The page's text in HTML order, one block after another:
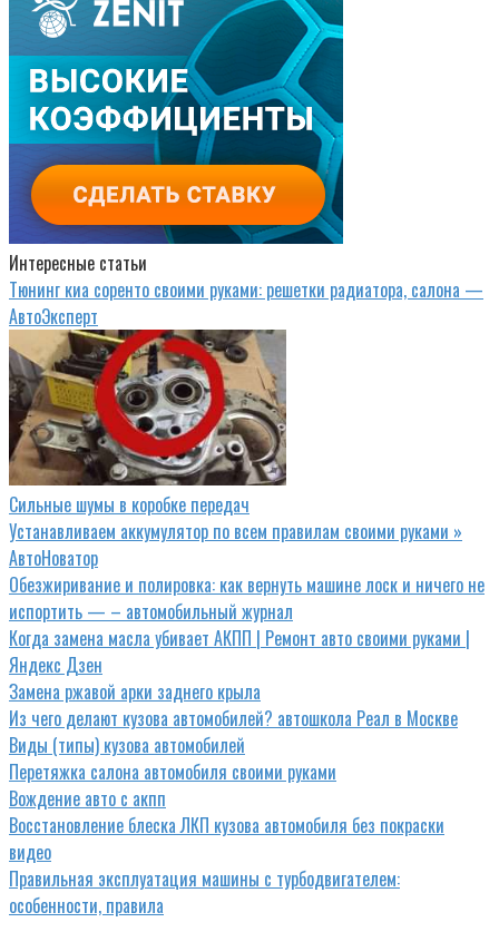
Интересные статьи
Тюнинг киа соренто своими руками: решетки радиатора, салона —
АвтоЭксперт
Сильные шумы в коробке передач
Устанавливаем аккумулятор по всем правилам своими руками »
АвтоНоватор
Обезжиривание и полировка: как вернуть машине лоск и ничего не
испортить — – автомобильный журнал
Когда замена масла убивает АКПП | Ремонт авто своими руками |
Яндекс Дзен
Замена ржавой арки заднего крыла
Из чего делают кузова автомобилей? автошкола Реал в Москве
Виды (типы) кузова автомобилей
Перетяжка салона автомобиля своими руками
Вождение авто с акпп
Восстановление блеска ЛКП кузова автомобиля без покраски
видео
Правильная эксплуатация машины с турбодвигателем:
особенности, правила